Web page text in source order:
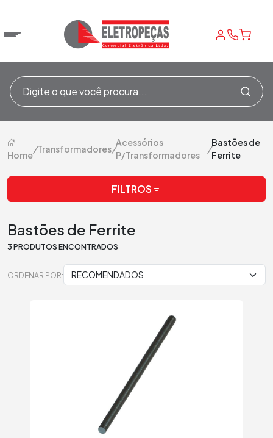
Home
/Transformadores/
Acessórios
P/Transformadores
/
Bastões de
Ferrite
FILTROS
Bastões de Ferrite
3 PRODUTOS ENCONTRADOS
ORDENAR POR: